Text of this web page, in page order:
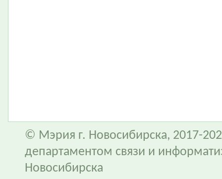
© Мэрия г. Новосибирска, 2017-
департаментом связи и
Новосибирска